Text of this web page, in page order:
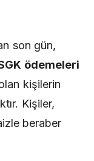
son gün,
ödemeleri
kişilerin
Kişiler,
beraber